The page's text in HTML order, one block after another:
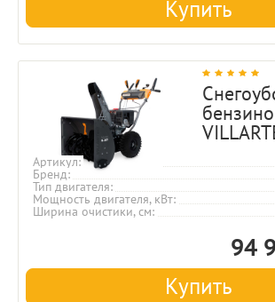
Купить
Артикул
Бренд
Тип двигателя
Мощность двигателя, кВт
Ширина очистики, см
94
Купить